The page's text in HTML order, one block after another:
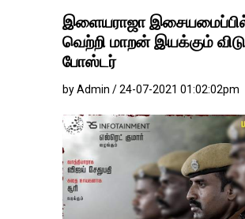
இளையராஜா
வெற்றி மாறன் இயக்கும்
போஸ்டர்
by Admin / 24-07-2021 01:02:02pm